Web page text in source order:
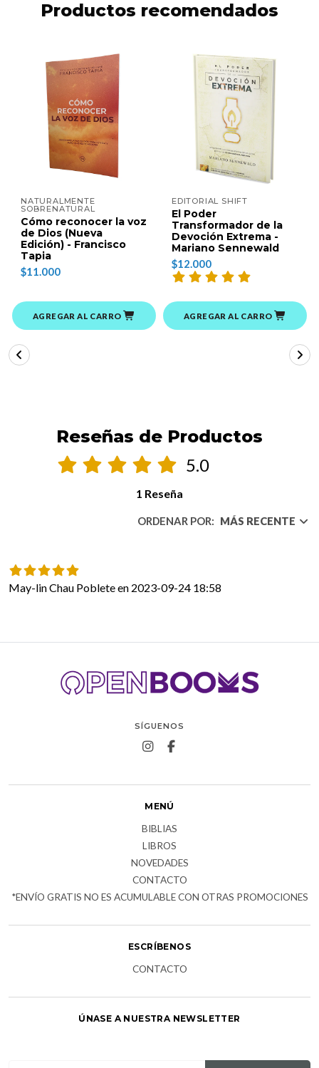
Productos recomendados
NATURALMENTE
SOBRENATURAL
Cómo reconocer la voz
de Dios (Nueva
Edición) - Francisco
Tapia
$11.000
AGREGAR AL CARRO
EDITORIAL SHIFT
El Poder
Transformador de la
Devoción Extrema -
Mariano Sennewald
$12.000
AGREGAR AL CARRO
Reseñas de Productos
5.0
1 Reseña
ORDENAR POR: MÁS RECENTE
May-lin Chau Poblete en 2023-09-24 18:58
SÍGUENOS
MENÚ
BIBLIAS
LIBROS
NOVEDADES
CONTACTO
*ENVÍO GRATIS NO ES ACUMULABLE CON OTRAS PROMOCIONES
ESCRÍBENOS
CONTACTO
ÚNASE A NUESTRA NEWSLETTER